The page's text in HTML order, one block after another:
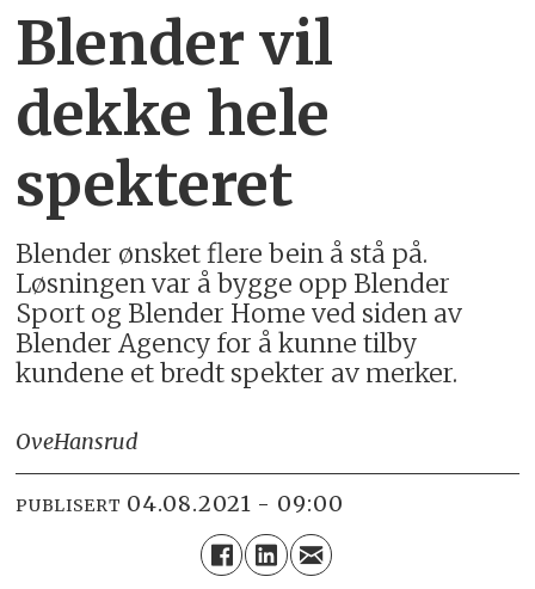
Blender vil
dekke hele
spekteret
Blender ønsket flere bein å stå på.
Løsningen var å bygge opp Blender
Sport og Blender Home ved siden av
Blender Agency for å kunne tilby
kundene et bredt spekter av merker.
OveHansrud
PUBLISERT 04.08.2021 - 09:00